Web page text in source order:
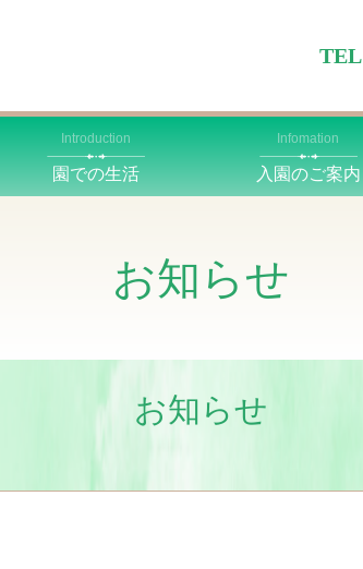
TEL
Introduction
園での生活
Infomation
入園のご案内
お知らせ
お知らせ